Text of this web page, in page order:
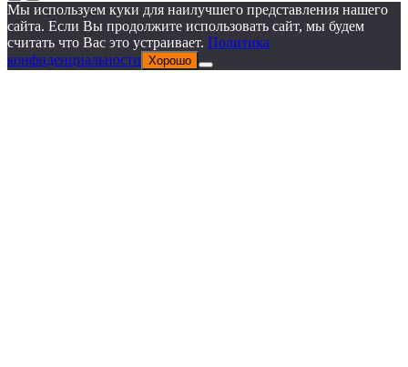
Мы используем куки для наилучшего представления нашего
сайта. Если Вы продолжите использовать сайт, мы будем
считать что Вас это устраивает. Политика
конфиденциальности Хорошо